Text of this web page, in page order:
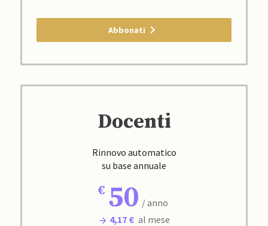
Abbonati
Docenti
Rinnovo automatico
su base annuale
50 / anno
4,17 € al mese